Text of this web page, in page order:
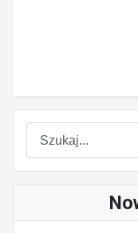
Szukaj